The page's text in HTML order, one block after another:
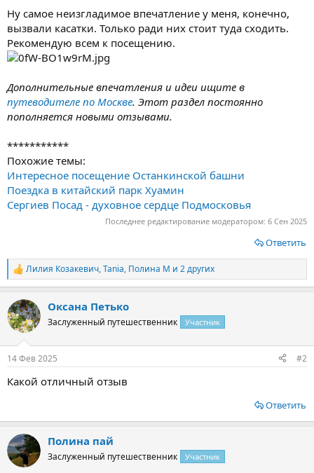
Ну самое неизгладимое впечатление у меня, конечно,
вызвали касатки. Только ради них стоит туда сходить.
Рекомендую всем к посещению.
Дополнительные впечатления и идеи ищите в
путеводителе по Москве. Этот раздел постоянно
пополняется новыми отзывами.
***********
Похожие темы:
Интересное посещение Останкинской башни
Поездка в китайский парк Хуамин
Сергиев Посад - духовное сердце Подмосковья
Последнее редактирование модератором: 6 Сен 2025
Ответить
Р
е
к
ц
и
Лилия Козакевич,Tania, Полина М и 2 других
Оксана Петько
Заслуженный путешественник Участник
14 Фев 2025 #2
Какой отличный отзыв
Ответить
Полина пай
Заслуженный путешественник Участник